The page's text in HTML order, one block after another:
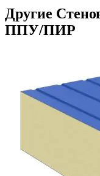
Другие
ППУ/ПИР